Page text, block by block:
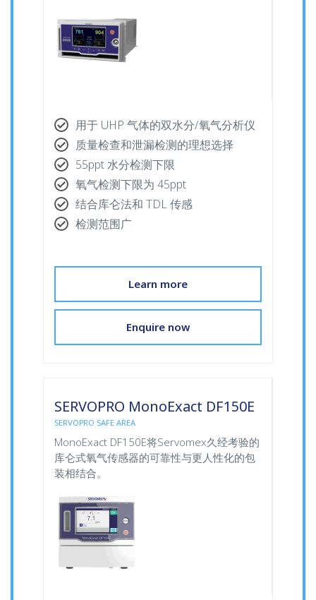
用于 UHP 气体的双水分/氧气分析仪
质量检查和泄漏检测的理想选择
55ppt 水分检测下限
氧气检测下限为 45ppt
结合库仑法和 TDL 传感
检测范围广
Learn more
Enquire now
SERVOPRO MonoExact DF150E
SERVOPRO SAFE AREA
MonoExact DF150E将Servomex久经考验的
库仑式氧气传感器的可靠性与更人性化的包
装相结合。